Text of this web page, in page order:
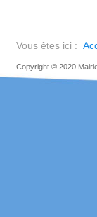
Vous êtes ici :
Copyright © 2020